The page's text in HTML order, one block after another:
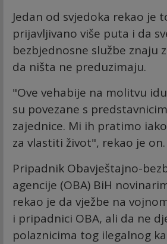
Jedan od svjedoka rekao je
prijavljivano više puta i da
bezbjednosne službe znaju
da ništa ne preduzimaju.
"Ove vehabije na molitvu
su povezane s
zajednice. Mi ih pratimo
za vlastiti život", rekao je on.
Pripadnik Obavještajno-
agencije (OBA) BiH
rekao je da vježbe na
i pripadnici OBA, ali da ne
polaznicima tog ilegalnog